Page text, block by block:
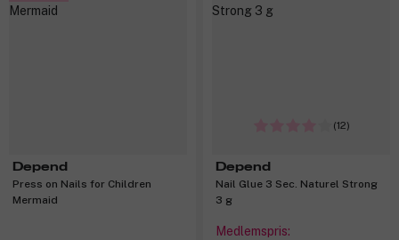
Depend
Press on Nails for Children
Mermaid
(12)
Depend
Nail Glue 3 Sec. Naturel Strong
3 g
Medlemspris: